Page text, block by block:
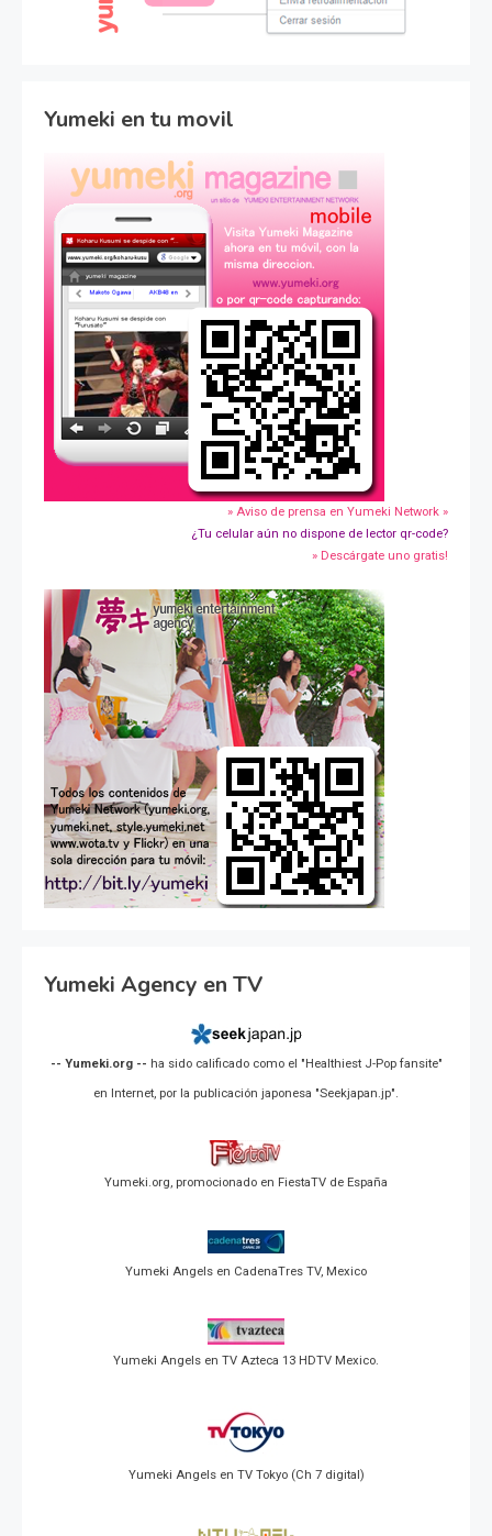
Yumeki en tu movil
» Aviso de prensa en Yumeki Network »
¿Tu celular aún no dispone de lector qr-code?
» Descárgate uno gratis!
Yumeki Agency en TV
-- Yumeki.org -- ha sido calificado como el "Healthiest J-Pop fansite"
en Internet, por la publicación japonesa "Seekjapan.jp".
Yumeki.org, promocionado en FiestaTV de España
Yumeki Angels en CadenaTres TV, Mexico
Yumeki Angels en TV Azteca 13 HDTV Mexico.
Yumeki Angels en TV Tokyo (Ch 7 digital)